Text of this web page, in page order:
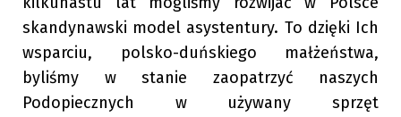
skandynawski model asystentury. To dzięki Ich
wsparciu, polsko-duńskiego małżeństwa,
byliśmy w stanie zaopatrzyć naszych
Podopiecznych w używany sprzęt